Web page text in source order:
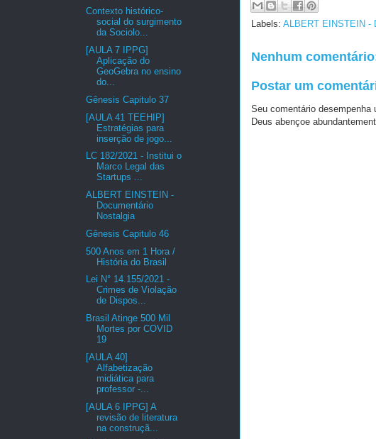
Labels: ALBERT EINSTEIN -
Nenhum
Postar um
Seu comentário
Deus abençoe
Contexto histórico-
social do surgimento
da Sociolo...
[AULA 7 IPPG]
Aplicação do
GeoGebra no ensino
do...
Gênesis Capitulo 37
[AULA 41 TEEHIP]
Estratégias para
inserção de jogo...
LC 182/2021 - Institui o
Marco Legal das
Startups ...
ALBERT EINSTEIN -
Documentário
Nostalgia
Gênesis Capitulo 46
500 Anos em 1 Hora /
História do Brasil
Lei N° 14.155/2021 -
Crimes de Violação
de Dispos...
Brasil Atinge 500 Mil
Mortes por COVID
19
[AULA 40]
Alfabetização
midiática para
professor -...
[AULA 6 IPPG] A
revisão de literatura
na construçã...